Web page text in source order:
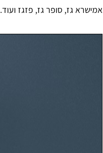
אמישרא גז, סופר גז, פזגז ועוד.